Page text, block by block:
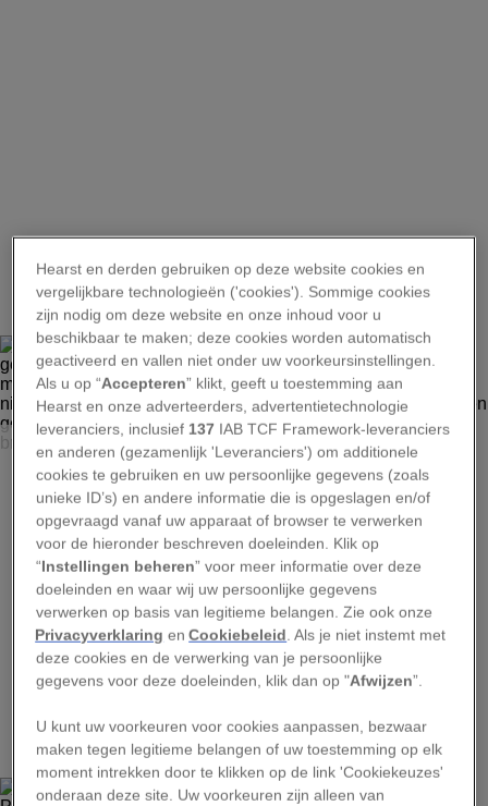
1
<P>ARTWORK BY PUBLIPHOTO/PHOTO RESEARCHERS INC.</P>
Het tijdperk van de Jura (199,6 miljoen tot 145,5 miljoen
jaar geleden) werd gekenmerkt door een warm en vochtig
klimaat met weelderige vegetatie en een enorm rijke
fauna. Veel nieuwe dinosauriërsoorten ontwikkelden zich
in deze periode en gedijden in grote aantallen, waaronder
stegosaurussen, brachiosaurussen, allosaurussen en
talloze andere.
2
Hearst en derden gebruiken op deze website cookies en
vergelijkbare technologieën ('cookies'). Sommige cookies
zijn nodig om deze website en onze inhoud voor u
beschikbaar te maken; deze cookies worden automatisch
geactiveerd en vallen niet onder uw voorkeursinstellingen.
Als u op “Accepteren” klikt, geeft u toestemming aan
Hearst en onze adverteerders, advertentietechnologie
leveranciers, inclusief 137 IAB TCF Framework-leveranciers
en anderen (gezamenlijk 'Leveranciers') om additionele
cookies te gebruiken en uw persoonlijke gegevens (zoals
unieke ID’s) en andere informatie die is opgeslagen en/of
opgevraagd vanaf uw apparaat of browser te verwerken
voor de hieronder beschreven doeleinden. Klik op
“Instellingen beheren” voor meer informatie over deze
doeleinden en waar wij uw persoonlijke gegevens
verwerken op basis van legitieme belangen. Zie ook onze
Privacyverklaring enCookiebeleid. Als je niet instemt met
deze cookies en de verwerking van je persoonlijke
gegevens voor deze doeleinden, klik dan op "Afwijzen”.
U kunt uw voorkeuren voor cookies aanpassen, bezwaar
maken tegen legitieme belangen of uw toestemming op elk
moment intrekken door te klikken op de link 'Cookiekeuzes'
onderaan deze site. Uw voorkeuren zijn alleen van